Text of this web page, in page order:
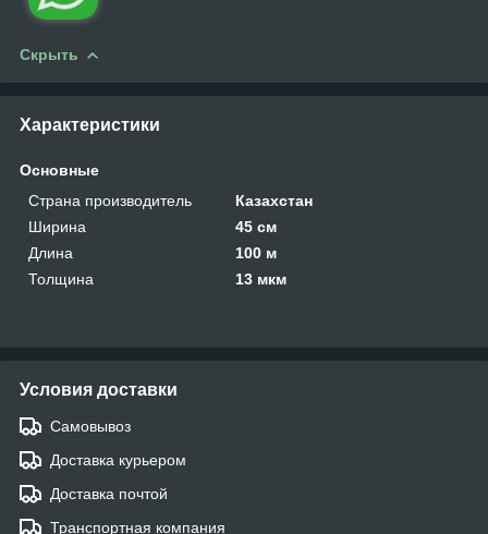
Скрыть
Характеристики
Основные
Страна производитель
Казахстан
Ширина
45 см
Длина
100 м
Толщина
13 мкм
Условия доставки
Самовывоз
Доставка курьером
Доставка почтой
Транспортная компания